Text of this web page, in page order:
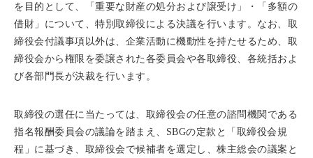
を目的として、「重要な財産の処分および譲受け」・「多額の
借財」について、特別取締役による決議を行います。なお、取
締役会付議事項以外は、企業活動に機動性を持たせるため、取
締役会から権限を委譲された各委員会や各取締役、各統括およ
び各部門長が決裁を行います。
取締役の選任に当たっては、取締役会の任意の諮問機関である
指名報酬委員会の議論を踏まえ、SBGの定款と「取締役会規
程」に基づき、取締役会で候補者を選定し、株主総会の議案と